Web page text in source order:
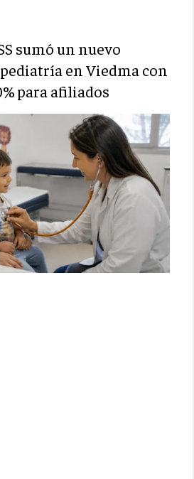
sumó un nuevo
en Viedma con
para afiliados